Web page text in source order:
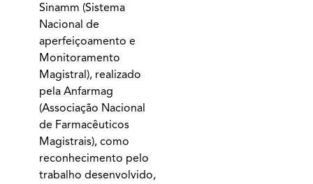
Sinamm (Sistema
Nacional de
aperfeiçoamento e
Monitoramento
Magistral), realizado
pela Anfarmag
(Associação Nacional
de Farmacêuticos
Magistrais), como
reconhecimento pelo
trabalho desenvolvido,